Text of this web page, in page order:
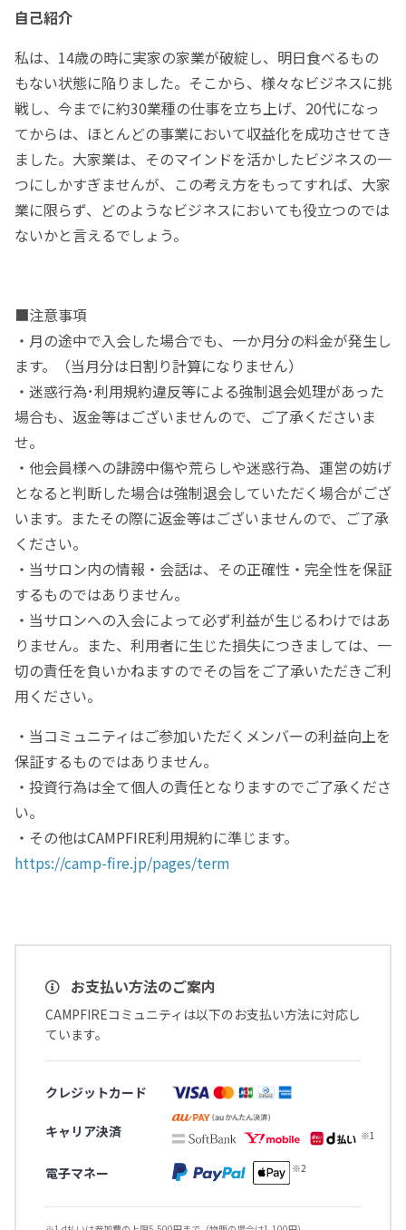
自己紹介
私は、14歳の時に実家の家業が破綻し、明日食べるもの
もない状態に陥りました。そこから、様々なビジネスに挑
戦し、今までに約30業種の仕事を立ち上げ、20代になっ
てからは、ほとんどの事業において収益化を成功させてき
ました。大家業は、そのマインドを活かしたビジネスの一
つにしかすぎませんが、この考え方をもってすれば、大家
業に限らず、どのようなビジネスにおいても役立つのでは
ないかと言えるでしょう。
■注意事項
・月の途中で入会した場合でも、一か月分の料金が発生し
ます。（当月分は日割り計算になりません）
・迷惑行為･利用規約違反等による強制退会処理があった
場合も、返金等はございませんので、ご了承くださいま
せ。
・他会員様への誹謗中傷や荒らしや迷惑行為、運営の妨げ
となると判断した場合は強制退会していただく場合がござ
います。またその際に返金等はございませんので、ご了承
ください。
・当サロン内の情報・会話は、その正確性・完全性を保証
するものではありません。
・当サロンへの入会によって必ず利益が生じるわけではあ
りません。また、利用者に生じた損失につきましては、一
切の責任を負いかねますのでその旨をご了承いただきご利
用ください。
・当コミュニティはご参加いただくメンバーの利益向上を
保証するものではありません。
・投資行為は全て個人の責任となりますのでご了承くださ
い。
・その他はCAMPFIRE利用規約に準じます。
https://camp-fire.jp/pages/term
お支払い方法のご案内
CAMPFIREコミュニティは以下のお支払い方法に対応し
ています。
クレジットカード
キャリア決済
電子マネー